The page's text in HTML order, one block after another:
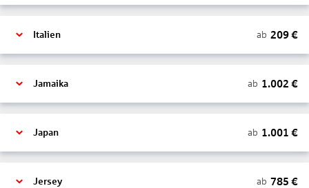
Italien ab 209€
Jamaika ab 1.002 €
Japan ab 1.001 €
Jersey ab 785 €